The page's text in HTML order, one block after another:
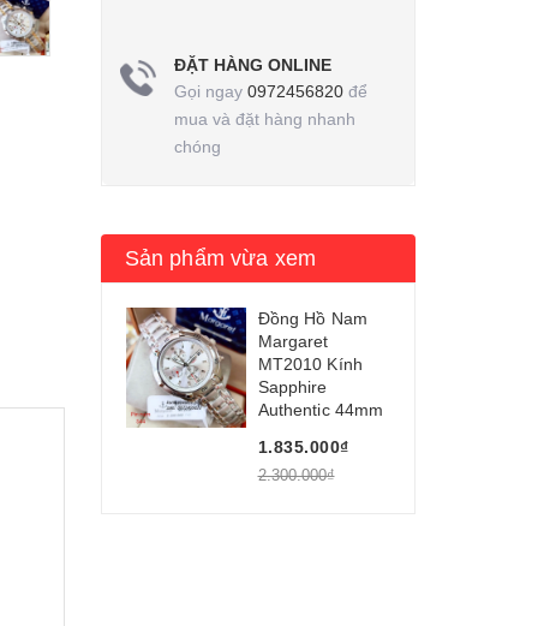
ĐẶT HÀNG ONLINE
Gọi ngay 0972456820để
mua và đặt hàng nhanh
chóng
Sản phẩm vừa xem
Đồng Hồ Nam
Margaret
MT2010 Kính
Sapphire
Authentic 44mm
1.835.000₫
2.300.000₫